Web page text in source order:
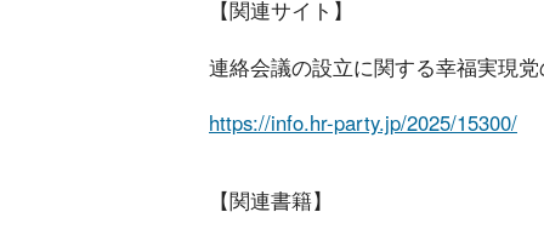
【関連サイト】
連絡会議の設立に関する幸福実現
https://info.hr-party.jp/2025/15300/
【関連書籍】